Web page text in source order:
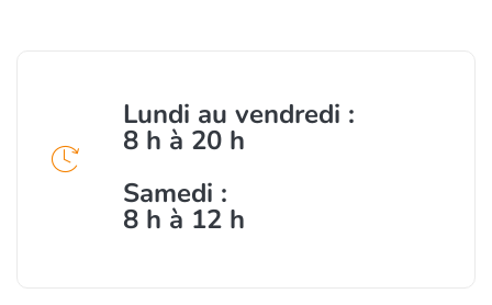
Lundi au vendredi :
8 h à 20 h
Samedi :
8 h à 12 h